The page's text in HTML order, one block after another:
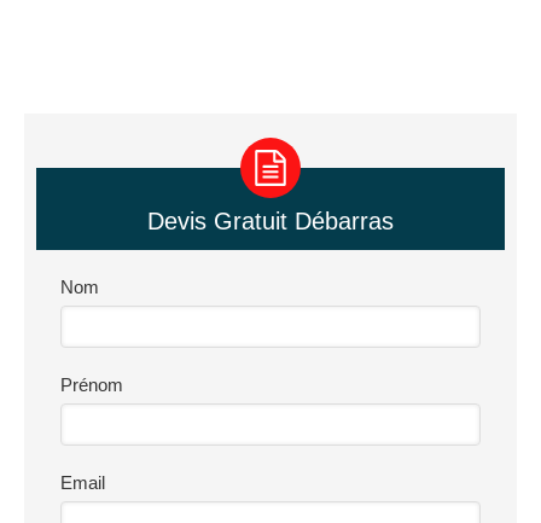
Devis Gratuit Débarras
Nom
Prénom
Email